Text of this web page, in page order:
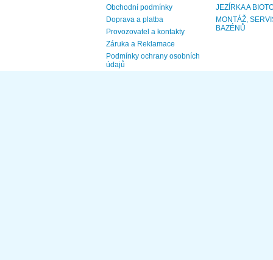
Obchodní podmínky
Doprava a platba
Provozovatel a kontakty
Záruka a Reklamace
Podmínky ochrany osobních
údajů
JEZÍRKA A
MONTÁŽ,
BAZÉNŮ